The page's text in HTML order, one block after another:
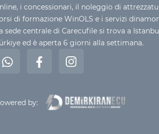
i concessionari, il noleggio di
di formazione WinOLS e i servizi
sede centrale di Carecufile si trova a
ed è aperta 6 giorni alla settimana.
by: